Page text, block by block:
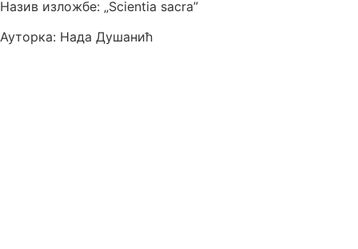
Назив изложбе: „Scientia sacra”
Ауторка: Нада Душанић